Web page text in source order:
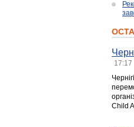
17:17
Child